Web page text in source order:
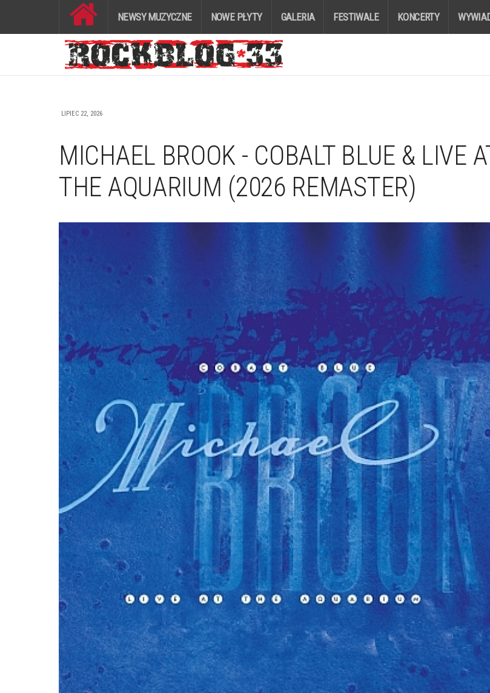
NEWSY MUZYCZNE NOWE PŁYTY GALERIA FESTIWALE KONCERTY
LIPIEC 22, 2026
MICHAEL BROOK - COBALT BLUE & LIVE
THE AQUARIUM (2026 REMASTER)